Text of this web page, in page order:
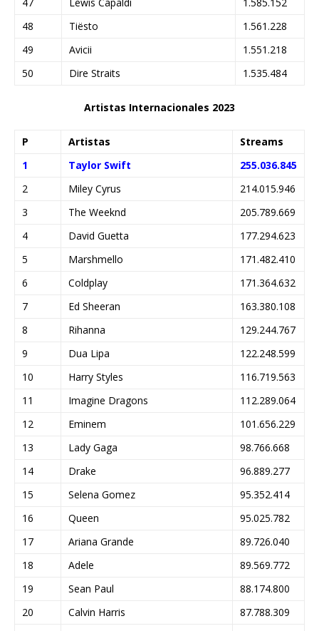
48
Tiësto
1.561.228
49
Avicii
1.551.218
50
Dire Straits 1.535.484
Artistas Internacionales 2023
P Artistas
Streams
1
Taylor Swift
255.036.845
2
Miley Cyrus
214.015.946
3
The Weeknd
205.789.669
4
David Guetta
177.294.623
5
Marshmello
171.482.410
6
Coldplay
171.364.632
7
Ed Sheeran
163.380.108
8
Rihanna
129.244.767
9
Dua Lipa
122.248.599
10
Harry Styles
116.719.563
11
Imagine Dragons
112.289.064
12
Eminem
101.656.229
13
Lady Gaga
98.766.668
14
Drake
96.889.277
15
Selena Gomez
95.352.414
16
Queen
95.025.782
17
Ariana Grande
89.726.040
18
Adele
89.569.772
19
Sean Paul
88.174.800
20
Calvin Harris
87.788.309